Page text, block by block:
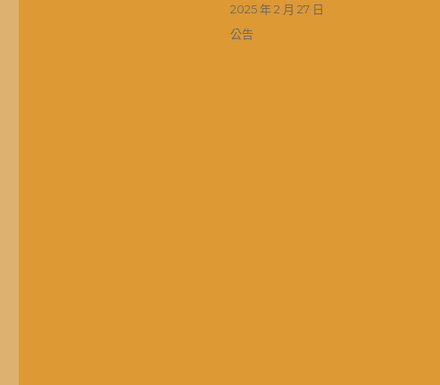
發
佈
2025 年 2 月 27 日
分
公告